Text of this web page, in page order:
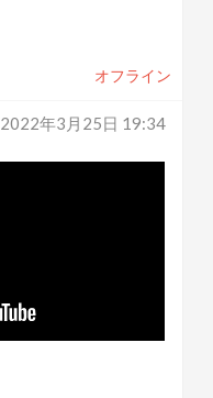
オフライン
2022年3月25日 19:34